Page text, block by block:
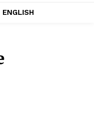
ENGLISH